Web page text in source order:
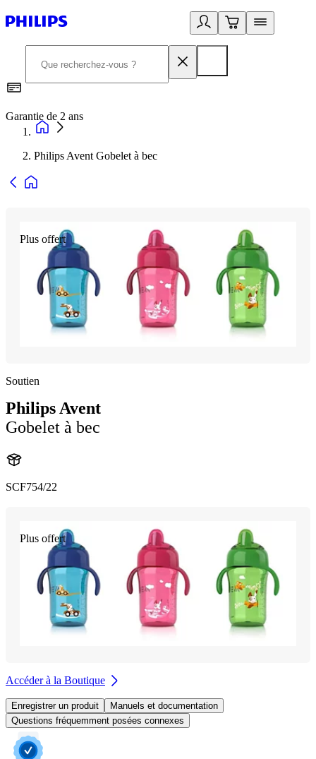
Garantie de 2 ans
Philips Avent Gobelet à bec
Plus offert
Soutien
Philips Avent
Gobelet à bec
SCF754/22
Plus offert
Accéder à la Boutique
Enregistrer un produit
Manuels et documentation
Questions fréquemment posées connexes